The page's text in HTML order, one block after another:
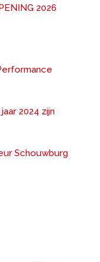
2026
2024 zijn
Schouwburg